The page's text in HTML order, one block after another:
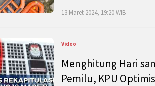
13 Maret 2024, 19:20 WIB
Video
Menghitung Hari
Pemilu, KPU